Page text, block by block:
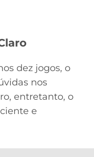
dez jogos, o
nos
entretanto, o
e